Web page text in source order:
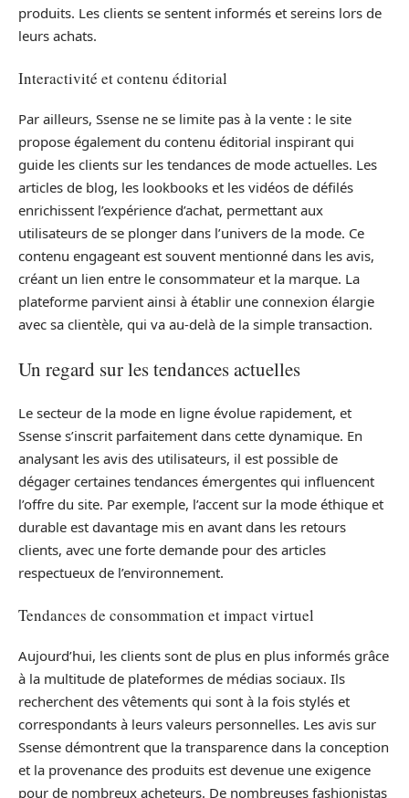
produits. Les clients se sentent informés et sereins lors de
leurs achats.
Interactivité et contenu éditorial
Par ailleurs, Ssense ne se limite pas à la vente : le site
propose également du contenu éditorial inspirant qui
guide les clients sur les tendances de mode actuelles. Les
articles de blog, les lookbooks et les vidéos de défilés
enrichissent l’expérience d’achat, permettant aux
utilisateurs de se plonger dans l’univers de la mode. Ce
contenu engageant est souvent mentionné dans les avis,
créant un lien entre le consommateur et la marque. La
plateforme parvient ainsi à établir une connexion élargie
avec sa clientèle, qui va au-delà de la simple transaction.
Un regard sur les tendances actuelles
Le secteur de la mode en ligne évolue rapidement, et
Ssense s’inscrit parfaitement dans cette dynamique. En
analysant les avis des utilisateurs, il est possible de
dégager certaines tendances émergentes qui influencent
l’offre du site. Par exemple, l’accent sur la mode éthique et
durable est davantage mis en avant dans les retours
clients, avec une forte demande pour des articles
respectueux de l’environnement.
Tendances de consommation et impact virtuel
Aujourd’hui, les clients sont de plus en plus informés grâce
à la multitude de plateformes de médias sociaux. Ils
recherchent des vêtements qui sont à la fois stylés et
correspondants à leurs valeurs personnelles. Les avis sur
Ssense démontrent que la transparence dans la conception
et la provenance des produits est devenue une exigence
pour de nombreux acheteurs. De nombreuses fashionistas